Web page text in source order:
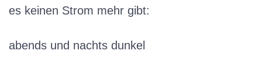
es keinen Strom mehr gibt:
abends und nachts dunkel